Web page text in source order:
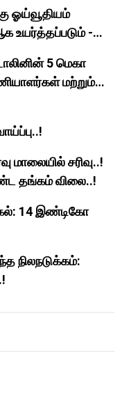
ஓய்வூதியம்
உயர்த்தப்படும் -
5 மெகா
மற்றும்
மாலையில் சரிவு..!
தங்கம் விலை..!
14 இண்டிகோ
நிலநடுக்கம்: